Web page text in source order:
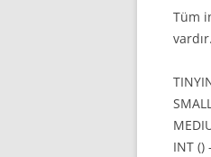
Tüm
INT ()